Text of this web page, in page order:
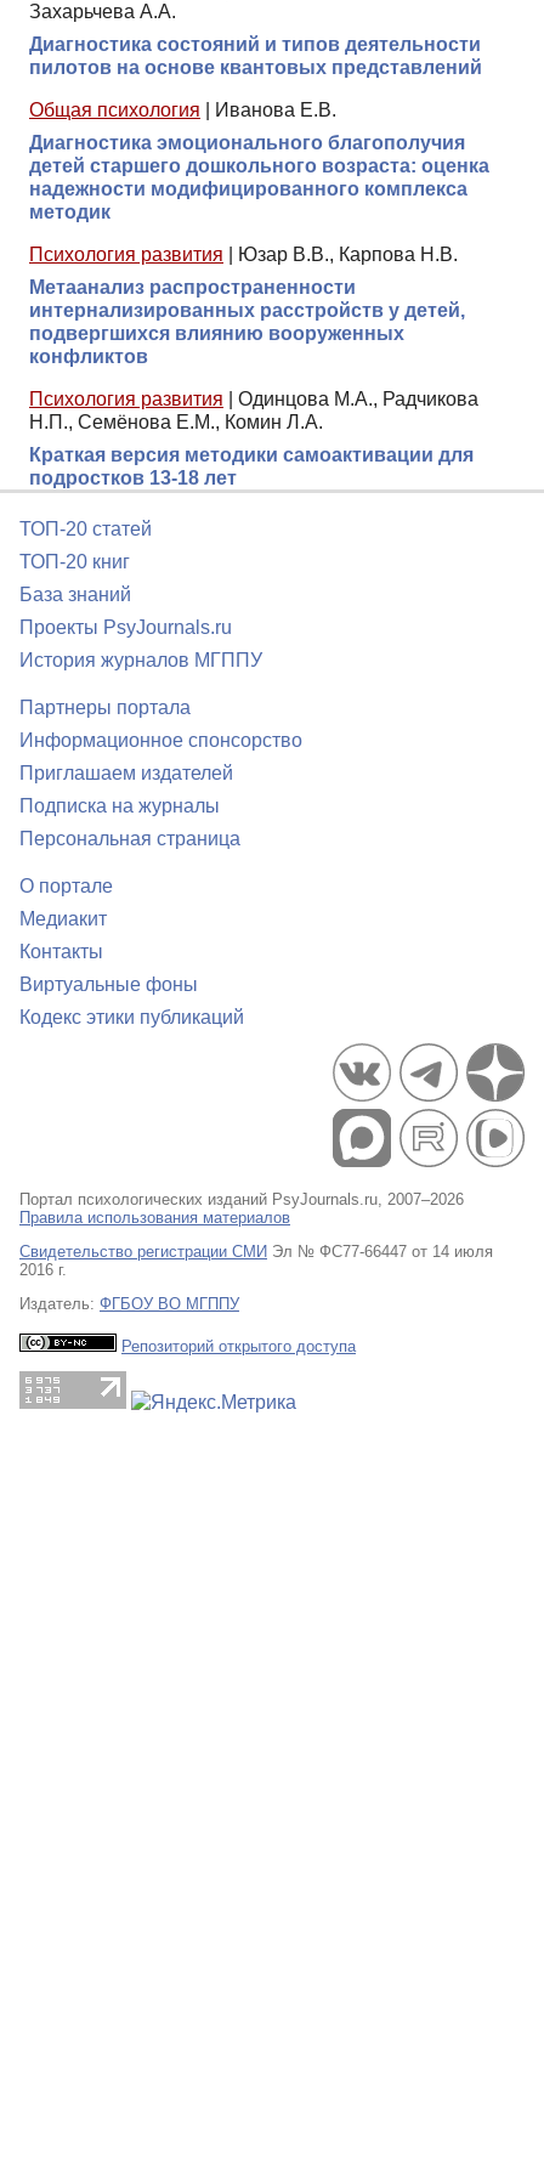
Захарьчева А.А.
Диагностика состояний и типов деятельности
пилотов на основе квантовых представлений
Общая психология
Иванова Е.В.
Диагностика эмоционального благополучия
детей старшего дошкольного возраста: оценка
надежности модифицированного комплекса
методик
Психология развития
Юзар В.В., Карпова Н.В.
Метаанализ распространенности
интернализированных расстройств у детей,
подвергшихся влиянию вооруженных
конфликтов
Психология развития
Одинцова М.А., Радчикова
Н.П., Семёнова Е.М., Комин Л.А.
Краткая версия методики самоактивации для
подростков 13-18 лет
ТОП-20 статей
ТОП-20 книг
База знаний
Проекты PsyJournals.ru
История журналов МГППУ
Партнеры портала
Информационное спонсорство
Приглашаем издателей
Подписка на журналы
Персональная страница
О портале
Медиакит
Контакты
Виртуальные фоны
Кодекс этики публикаций
Портал психологических изданий PsyJournals.ru, 2007–2026
Правила использования материалов
Свидетельство регистрации СМИ Эл № ФС77-66447 от 14 июля
2016 г.
Издатель: ФГБОУ ВО МГППУ
Репозиторий открытого доступа